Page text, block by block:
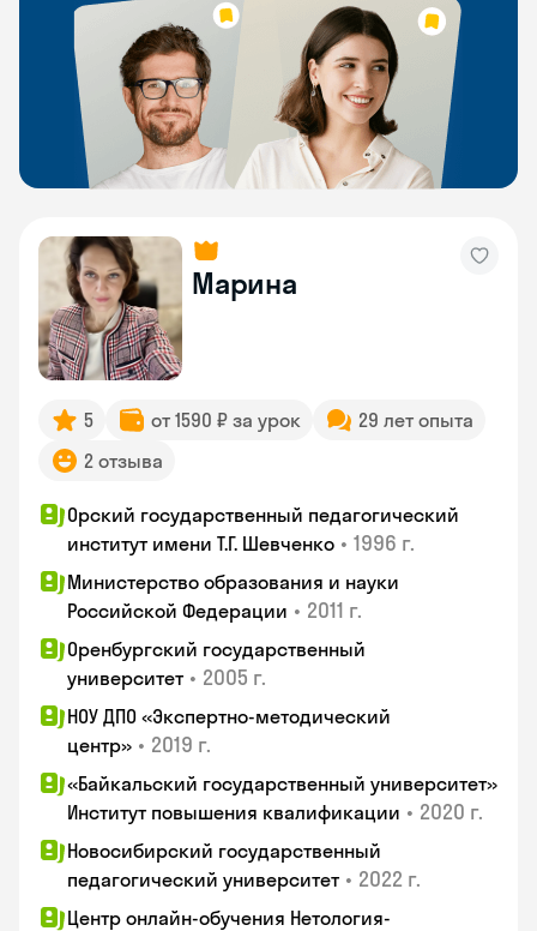
Марина
5 от 1590 ₽ за урок
29 лет опыта
2 отзыва
Орский государственный педагогический
институт имени Т.Г. Шевченко • 1996 г.
Министерство образования и науки
Российской Федерации • 2011 г.
Оренбургский государственный
университет • 2005 г.
НОУ ДПО «Экспертно-методический
центр» • 2019 г.
«Байкальский государственный университет»
Институт повышения квалификации • 2020 г.
Новосибирский государственный
педагогический университет • 2022 г.
Центр онлайн-обучения Нетология-